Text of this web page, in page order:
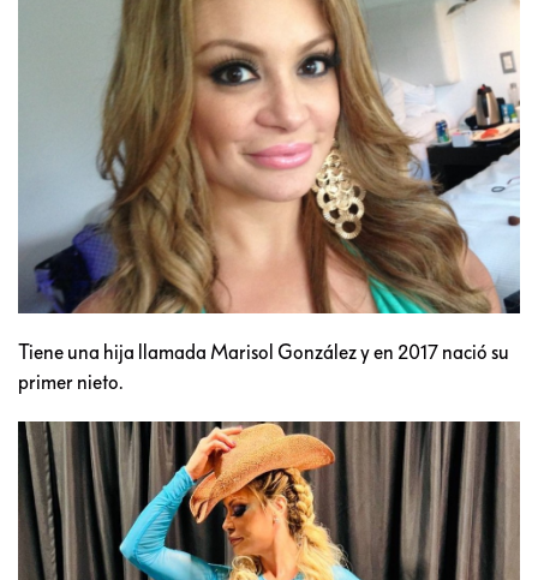
Tiene una hija llamada Marisol González y en 2017 nació su
primer nieto.